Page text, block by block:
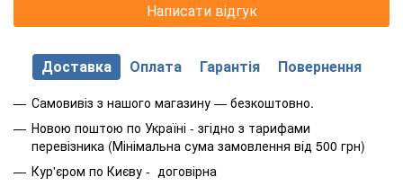
Написати відгук
Доставка Оплата Гарантія Повернення
Самовивіз з нашого магазину — безкоштовно.
Новою поштою по Україні - згідно з тарифами
перевізника (Мінімальна сума замовлення від 500 грн)
Кур'єром по Києву - договірна